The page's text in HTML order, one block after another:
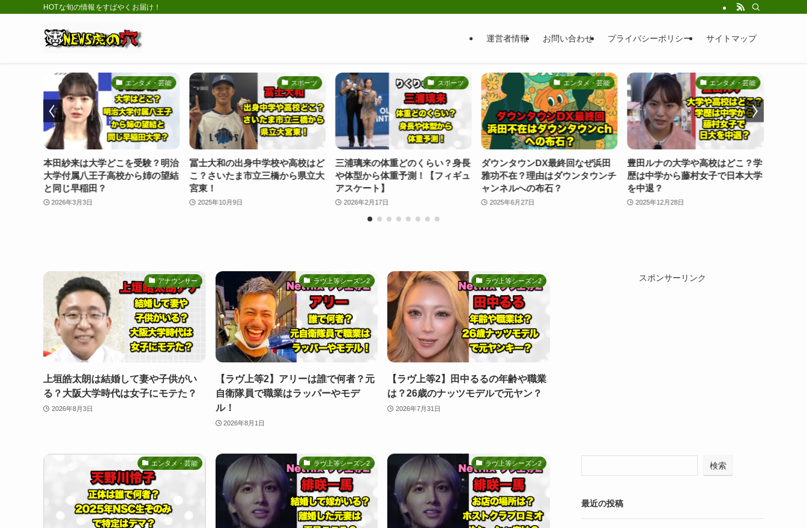
HOTな旬の情報をすばやくお届け！
運営者情報 お問い合わせ プライバシーポリシー サイトマップ
エンタメ・芸能
こを受験？明治
校から姉の望結
スポーツ
冨士大和の出身中学校や高校はど
こ？さいたま市立三橋から県立大
宮東！
2025年10月9日
スポーツ
三浦璃来の体重どのくらい？身長
や体型から体重予測！【フィギュ
2026年2月17日
エンタメ・芸能
ダウンタウンDX最終回なぜ浜田
雅功不在？理由はダウンタウンチ
ャンネルへの布石？
2025年6月27日
エンタメ・芸能
豊田ルナの大学や高校はどこ？学
歴は中学から藤村女子で日本大学
を中退？
2025年12月28日
エンタメ・芸能
【画像】ニンニンがタトゥーを消
した理由は？デーモンとｎの秘密
2025年11月16日
アナウンサー
上垣皓太朗は結婚して妻や子供がい
る？大阪大学時代は女子にモテた？
2026年8月3日
ラヴ上等シーズン2
【ラヴ上等2】アリーは誰で何者？元
自衛隊員で職業はラッパーやモデ
ル！
2026年8月1日
ラヴ上等シーズン2
【ラヴ上等2】田中るるの年齢や職業
は？26歳のナッツモデルで元ヤン？
2026年7月31日
エンタメ・芸能 ラヴ上等シーズン2 ラヴ上等シーズン2
スポンサーリンク
検索
最近の投稿